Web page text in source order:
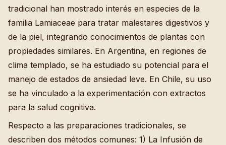
tradicional han mostrado interés en especies de la
familia Lamiaceae para tratar malestares digestivos y
de la piel, integrando conocimientos de plantas con
propiedades similares. En Argentina, en regiones de
clima templado, se ha estudiado su potencial para el
manejo de estados de ansiedad leve. En Chile, su uso
se ha vinculado a la experimentación con extractos
para la salud cognitiva.
Respecto a las preparaciones tradicionales, se
describen dos métodos comunes: 1) La Infusión de